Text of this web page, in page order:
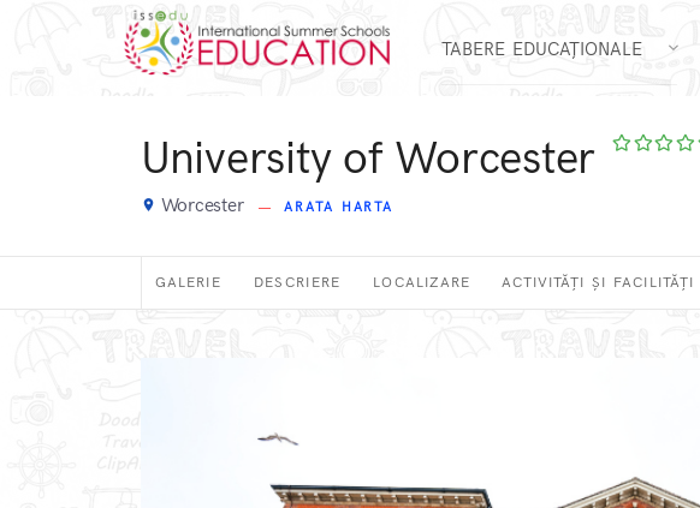
TABERE EDUCAȚIONALE
University of Worcester
place Worcester ARATA HARTA
GALERIE DESCRIERE LOCALIZARE ACTIVITĂȚI ȘI FACILITĂȚI